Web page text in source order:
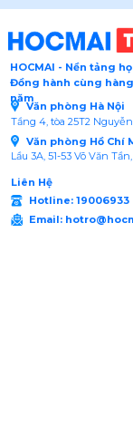
HOCMAI - Nền tảng
Đồng hành cùng
năm
Lầu 3A, 51-53 Võ Văn
Văn phòng Hồ Chí
Tầng 4, tòa 25T2
Văn phòng Hà Nội
Email:
Hotline: 19006933
Liên Hệ